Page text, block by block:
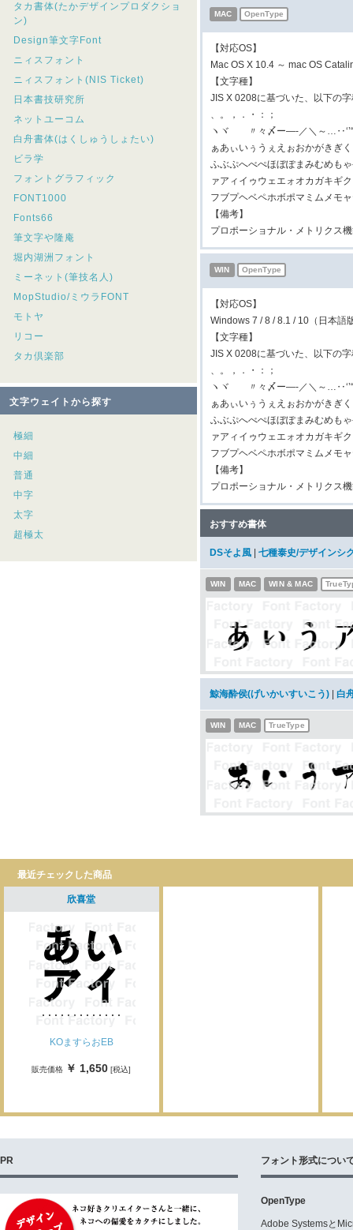
タカ書体(たかデザインプロダクショ
ン)
Design筆文字Font
ニィスフォント
ニィスフォント(NIS Ticket)
日本書技研究所
ネットユーコム
白舟書体(はくしゅうしょたい)
ビラ学
フォントグラフィック
FONT1000
Fonts66
筆文字や隆庵
堀内湖洲フォント
ミーネット(筆技名人)
MopStudio/ミウラFONT
モトヤ
リコー
タカ倶楽部
文字ウェイトから探す
極細
中細
普通
中字
太字
超極太
MAC OpenType
【対応OS】
Mac OS X 10.4 ～ mac OS
【文字種】
JIS X 0208に基づいた、以下の
、。，．・：；
ヽヾゝゞ〃々〆ー―‐／＼～
ぁあぃいぅうぇえぉおかがきぎ
ふぶぷへべぺほぼぽまみむめも
ァアィイゥウェエォオカガキギ
フブプヘベペホボポマミムメモ
【備考】
プロポーショナル・メトリクス
WIN OpenType
【対応OS】
Windows 7 / 8 / 8.1 / 10（日本語
【文字種】
JIS X 0208に基づいた、以下の
、。，．・：；
ヽヾゝゞ〃々〆ー―‐／＼～
ぁあぃいぅうぇえぉおかがきぎ
ふぶぷへべぺほぼぽまみむめも
ァアィイゥウェエォオカガキギ
フブプヘベペホボポマミムメモ
【備考】
プロポーショナル・メトリクス
おすすめ書体
DSそよ風 七種泰史/デザインシ
WIN MAC WIN & MAC
鯨海酔侯(げいかいすいこう) 白
WIN MAC TrueType
最近チェックした商品
欣喜堂
KOますらおEB
販売価格 ￥ 1,650 [税込]
PR フォント形式につい
OpenType
Adobe Systemsと